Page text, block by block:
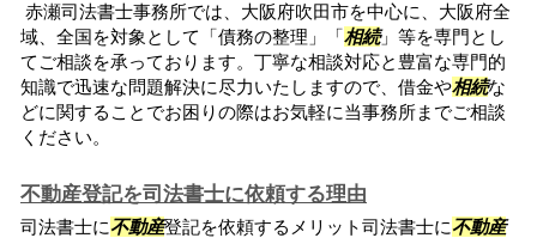
赤瀬司法書士事務所では、大阪府吹田市を中心に、大阪府全
域、全国を対象として「債務の整理」「相続」等を専門とし
てご相談を承っております。丁寧な相談対応と豊富な専門的
知識で迅速な問題解決に尽力いたしますので、借金や相続な
どに関することでお困りの際はお気軽に当事務所までご相談
ください。
不動産登記を司法書士に依頼する理由
司法書士に不動産登記を依頼するメリット司法書士に不動産